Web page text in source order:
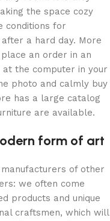
the space cozy
conditions for
a hard day. More
an order in an
the computer in your
photo and calmly buy
has a large catalog
are available.
form of art
of other
we often come
products and unique
craftsmen, which will